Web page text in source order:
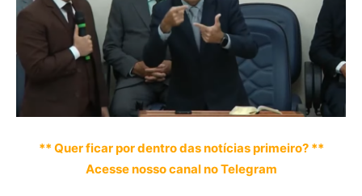
** Quer ficar por dentro das notícias primeiro? **
Acesse nosso canal no Telegram